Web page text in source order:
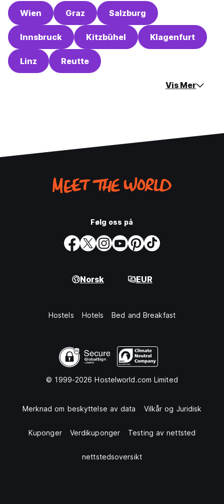
Wien Graz Salzburg
Innsbruck Kitzbühel Klagenfurt
Linz Reutte
Vis Mer
Følg oss på
Norsk EUR
Hostels Hotels Bed and Breakfast
© 1999-2026 Hostelworld.com Limited
Merknad om beskyttelse av data Vilkår og Juridisk
Kuponger Verdikuponger Testing av nettsted
nettstedsoversikt